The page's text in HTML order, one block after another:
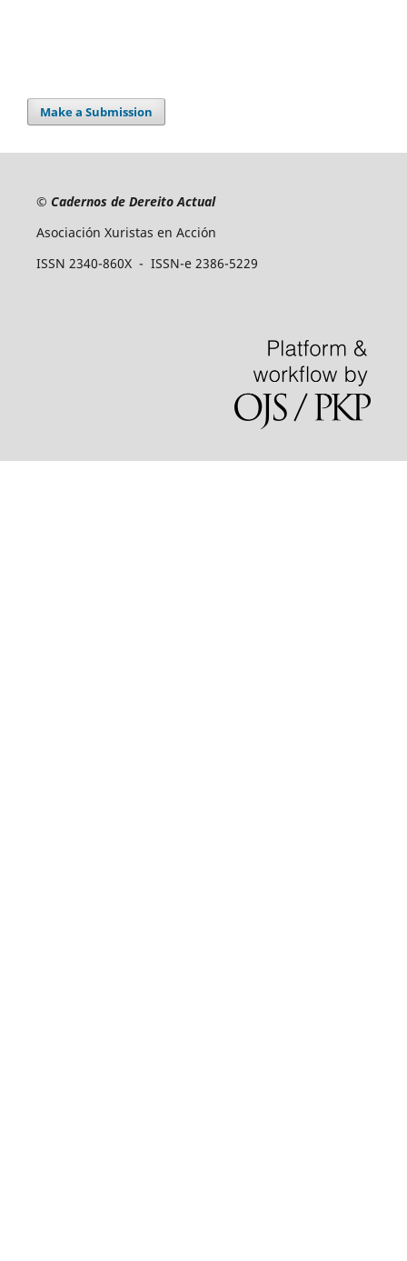
Make a Submission
© Cadernos de Dereito Actual
Asociación Xuristas en Acción
ISSN 2340-860X - ISSN-e 2386-5229